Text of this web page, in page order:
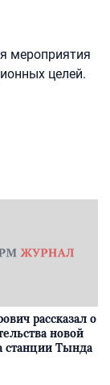
мероприятия
целей.
рассказал о
новой
станции Тында